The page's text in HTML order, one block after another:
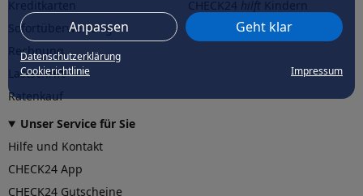
Anpassen Geht klar
Datenschutzerklärung
Cookierichtlinie
Impressum
Sofortüberweisung
Rechnung
Lastschrift
Ratenkauf
CHECK24hilftder Natur
Unser Service für Sie
Hilfe und Kontakt
CHECK24 App
CHECK24 Gutscheine